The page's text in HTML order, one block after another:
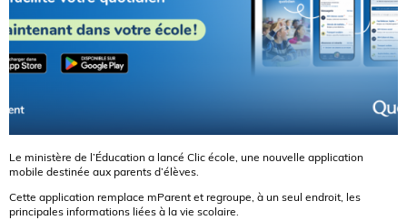
Le ministère de l’Éducation a lancé Clic école, une nouvelle application
mobile destinée aux parents d’élèves.
Cette application remplace mParent et regroupe, à un seul endroit, les
principales informations liées à la vie scolaire.